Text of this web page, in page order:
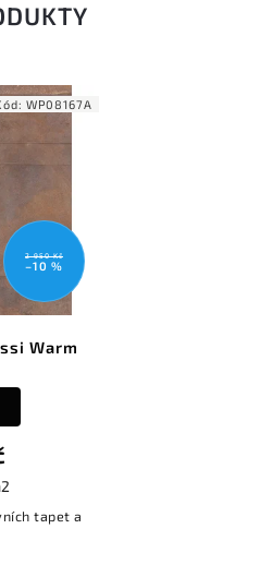
2 950 Kč
–10 %
Warm
tapet a
WP08167A